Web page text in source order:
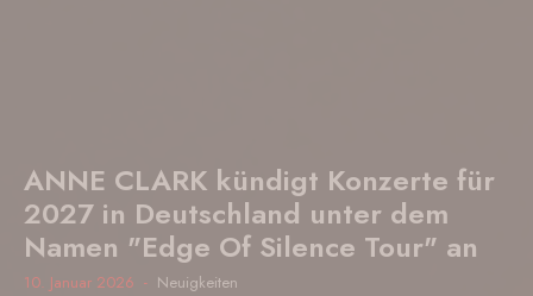
ANNE CLARK kündigt Konzerte für
2027 in Deutschland unter dem
Namen "Edge Of Silence Tour" an
10. Januar 2026 Neuigkeiten